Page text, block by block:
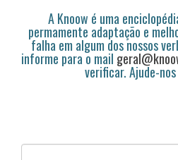
A Knoow é uma
permamente adaptação e
falha em algum dos nossos
informe para o mail
verificar. Ajude-